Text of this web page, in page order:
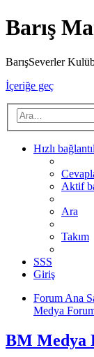
Barış
BarışSeverler
İçeriğe geç
Hızlı
Aktif
Ara
Takım
SSS
Giriş
Forum Ana
Medya
BM Medya